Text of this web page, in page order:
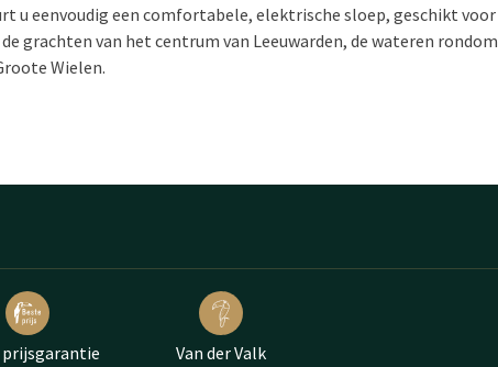
u eenvoudig een comfortabele, elektrische sloep, geschikt voor
grachten van het centrum van Leeuwarden, de wateren rondom
Wielen.
prijsgarantie Van der Valk